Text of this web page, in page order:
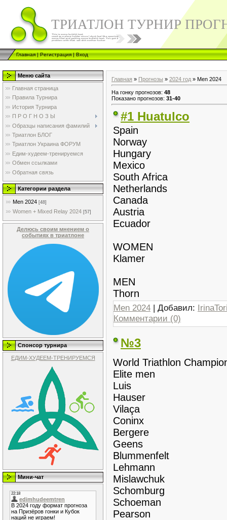
ТРИАТЛОН ТУРНИР
Главная|Регистрация|Вход
Меню сайта
Главная страница
Правила Турнира
История Турнира
П Р О Г Н О З Ы
Образцы написания фамилий
Триатлон БЛОГ
Триатлон Украина ФОРУМ
Едим-худеем-тренируемся
Обмен ссылками
Обратная связь
Категории раздела
Men 2024 [48]
Women + Mixed Relay 2024 [57]
Делюсь своим мнением о
событиях в триатлоне
Спонсор турнира
ЕДИМ-ХУДЕЕМ-ТРЕНИРУЕМСЯ
Мини-чат
Главная » Прогнозы » 2024 год » Men 2024
На гонку прогнозов: 48
Показано прогнозов: 31-40
#1 Huatulco
Spain
Norway
Hungary
Mexico
South Africa
Netherlands
Canada
Austria
Ecuador
WOMEN
Klamer
MEN
Thorn
Men 2024 | Добавил:
Комментарии (0)
№3
World Triathlon
Elite men
Luis
Hauser
Vilaça
Coninx
Bergere
Geens
Blummenfelt
Lehmann
Mislawchuk
Schomburg
Schoeman
Pearson